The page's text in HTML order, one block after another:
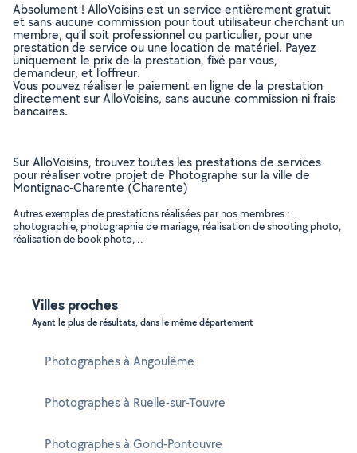
Absolument ! AlloVoisins est un service entièrement gratuit
et sans aucune commission pour tout utilisateur cherchant un
membre, qu’il soit professionnel ou particulier, pour une
prestation de service ou une location de matériel. Payez
uniquement le prix de la prestation, fixé par vous,
demandeur, et l’offreur.
Vous pouvez réaliser le paiement en ligne de la prestation
directement sur AlloVoisins, sans aucune commission ni frais
bancaires.
Sur AlloVoisins, trouvez toutes les prestations de services
pour réaliser votre projet de Photographe sur la ville de
Montignac-Charente (Charente)
Autres exemples de prestations réalisées par nos membres :
photographie, photographie de mariage, réalisation de shooting photo,
réalisation de book photo, ..
Villes proches
Ayant le plus de résultats, dans le même département
Photographes à Angoulême
Photographes à Ruelle-sur-Touvre
Photographes à Gond-Pontouvre